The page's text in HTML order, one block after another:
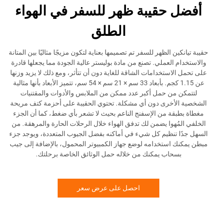
حقيبة ظهر للسفر في الهواء
الظهر للسفر تم تصميمها بعناية لتكون مزيجًا مثاليًا بين المتانة
العملي. تصنع من مادة بوليستر عالية الجودة مما يجعلها قادرة
الشاقة للغاية دون أن تتأثر، ومع ذلك لا يزيد وزنها
عن 1.15 كجم. بأبعاد 33 سم × 21 سم × 54 سم، تتميز الأبعاد بأنها مثالية
من حمل أكبر عدد ممكن من الملابس والأدوات والمقتنيات
دون أي مشكلة. تحتوي الحقيبة على أحزمة كتف مريحة
من الإسفنج الناعم بحيث لا تشعر بأي ضغط، كما أن الجزء
يضمن لك تدفق الهواء خلال الرحلات الحارة والمرهقة. من
كل شيء في أماكنه بفضل الجيوب المتعددة، ويوجد جزء
استخدامه لوضع جهاز الكمبيوتر المحمول، بالإضافة إلى جيب
يمكنك من خلاله حمل الوثائق الخاصة برحلتك.
احصل على عرض سعر